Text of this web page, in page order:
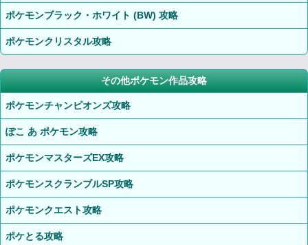
ポケモンブラック・ホワイト (BW) 攻略
ポケモンクリスタル攻略
その他ポケモン作品攻略
ポケモンチャンピオンズ攻略
ぽこ あ ポケモン攻略
ポケモンマスターズEX攻略
ポケモンスクランブルSP攻略
ポケモンクエスト攻略
ポケとる攻略